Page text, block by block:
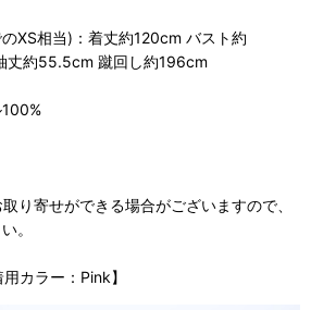
XS相当)：着丈約120cm バスト約
丈約55.5cm 蹴回し約196cm
り寄せができる場合がございますので、
。
カラー：Pink】